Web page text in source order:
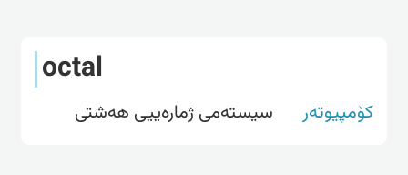
octal
کۆمپیوتەر سیسته‌می ژماره‌ییی هه‌شتی